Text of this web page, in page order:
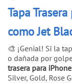
Tapa
como Jet
🎨 ¡Genial! Si la
o dañada por
trasera para
Silver, Gold, Rose